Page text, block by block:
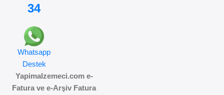
34
Whatsapp
Destek
Yapimalzemeci.com e-
Fatura ve e-Arşiv Fatura